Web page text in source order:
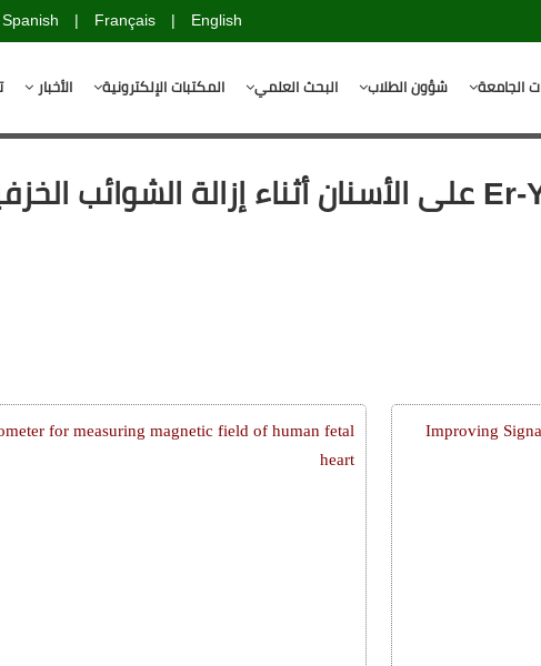
English
|
Français
|
Spanish
الجامعة شؤون الطلاب البحث العلمي المكتبات الإلكترونية الأخبار
Improving
for measuring magnetic field of human fetal
heart